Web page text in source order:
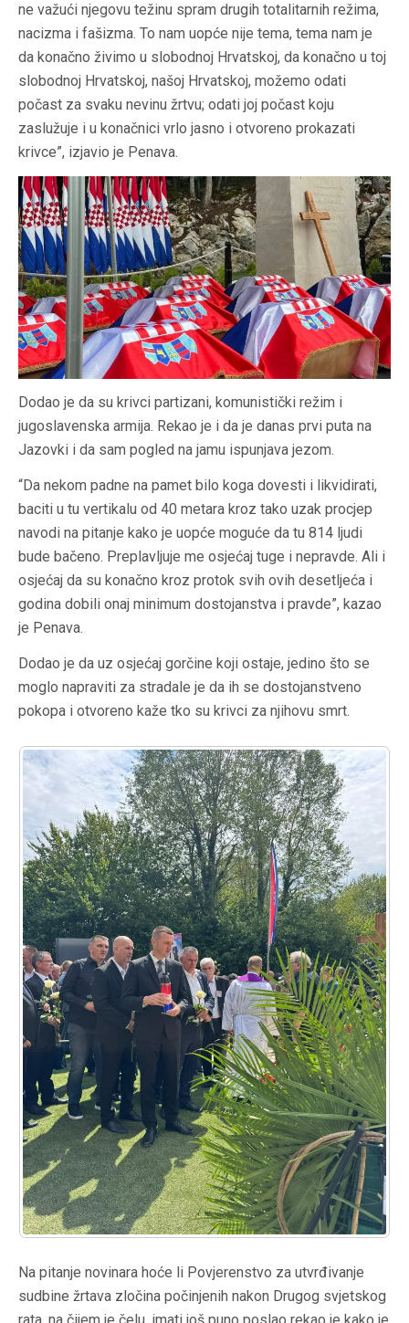
ne važući njegovu težinu spram drugih totalitarnih režima,
nacizma i fašizma. To nam uopće nije tema, tema nam je
da konačno živimo u slobodnoj Hrvatskoj, da konačno u toj
slobodnoj Hrvatskoj, našoj Hrvatskoj, možemo odati
počast za svaku nevinu žrtvu; odati joj počast koju
zaslužuje i u konačnici vrlo jasno i otvoreno prokazati
krivce”, izjavio je Penava.
Dodao je da su krivci partizani, komunistički režim i
jugoslavenska armija. Rekao je i da je danas prvi puta na
Jazovki i da sam pogled na jamu ispunjava jezom.
“Da nekom padne na pamet bilo koga dovesti i likvidirati,
baciti u tu vertikalu od 40 metara kroz tako uzak procjep
navodi na pitanje kako je uopće moguće da tu 814 ljudi
bude bačeno. Preplavljuje me osjećaj tuge i nepravde. Ali i
osjećaj da su konačno kroz protok svih ovih desetljeća i
godina dobili onaj minimum dostojanstva i pravde”, kazao
je Penava.
Dodao je da uz osjećaj gorčine koji ostaje, jedino što se
moglo napraviti za stradale je da ih se dostojanstveno
pokopa i otvoreno kaže tko su krivci za njihovu smrt.
Na pitanje novinara hoće li Povjerenstvo za utvrđivanje
sudbine žrtava zločina počinjenih nakon Drugog svjetskog